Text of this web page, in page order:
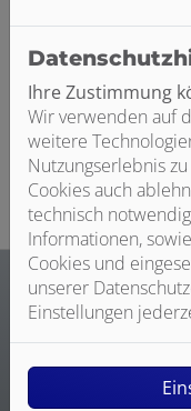
Bedienung,
Kinderbad ist in
Benutzung durch
Sanitärräume für
Kindergärten
Sanitärräume für
Sanitärräume für
der Möglichkeit zur
Ihre Zustimmung
Wir verwenden auf
weitere
Nutzungserlebnis
Cookies auch
technisch
Informationen,
Cookies und
unserer
Einstellungen